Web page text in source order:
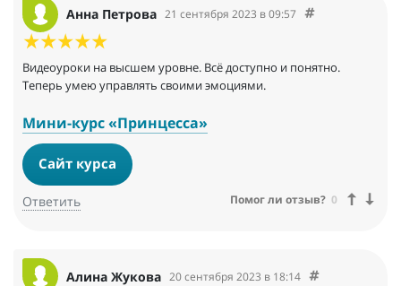
Анна Петрова 21 сентября 2023 в 09:57
Видеоуроки на высшем уровне. Всё доступно и понятно.
Теперь умею управлять своими эмоциями.
Мини-курс «Принцесса»
Сайт курса
Ответить Помог ли отзыв? 0
Алина Жукова 20 сентября 2023 в 18:14